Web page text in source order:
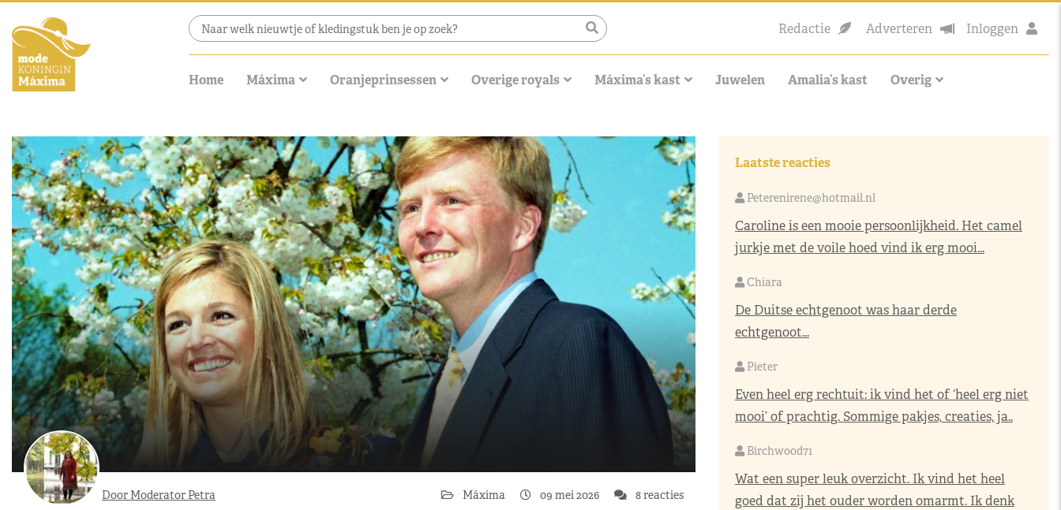
Redactie Adverteren Inloggen
Home Máxima Oranjeprinsessen Overige royals Máxima’s kast Juwelen Amalia’s kast Overig
Door Moderator Petra Máxima 09 mei 2026 8 reacties
Laatste reacties
Peterenirene@hotmail.nl
Caroline is een mooie persoonlijkheid. Het camel
jurkje met de voile hoed vind ik erg mooi...
Chiara
De Duitse echtgenoot was haar derde
echtgenoot...
Pieter
Even heel erg rechtuit: ik vind het of ‘heel erg niet
mooi’ of prachtig. Sommige pakjes, creaties, ja..
Birchwood71
Wat een super leuk overzicht. Ik vind het heel
goed dat zij het ouder worden omarmt. Ik denk